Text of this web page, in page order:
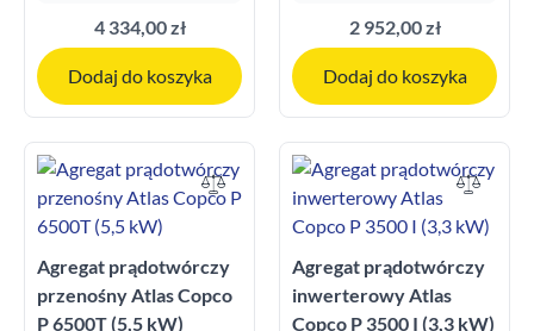
4 334,00 zł
Dodaj do koszyka
2 952,00 zł
Dodaj do koszyka
Agregat prądotwórczy
przenośny Atlas Copco
P 6500T (5,5 kW)
Agregat prądotwórczy
inwerterowy Atlas
Copco P 3500 I (3,3 kW)